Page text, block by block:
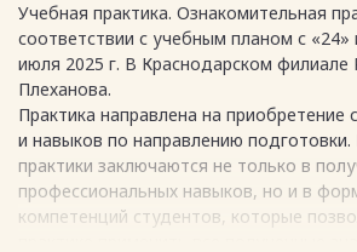
Учебная практика. Ознакомительная
соответствии с учебным планом с «24»
июля 2025 г. В Краснодарском филиале
Плеханова.
Практика направлена на приобретение
и навыков по направлению
практики заключаются не только в
профессиональных навыков, но и в
компетенций студентов, которые